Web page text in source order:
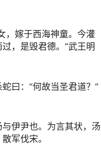
，嫁于西海神童。今灌
，是毁君德。”武王明
曰：“何故当圣君道？”
伊尹也。为言其状，汤
军伐宋。